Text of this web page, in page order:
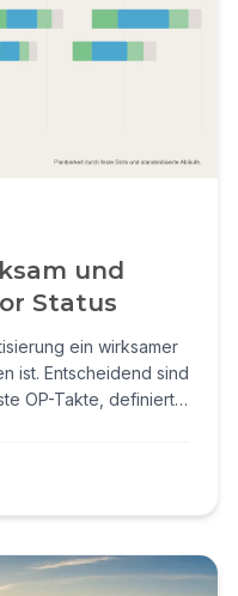
und
Status
ein wirksamer
ist. Entscheidend sind
OP-Takte, definierte